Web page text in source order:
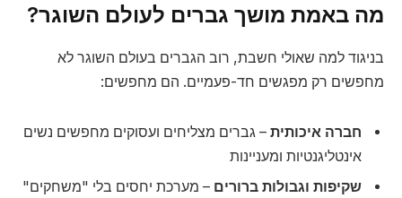
מה באמת מושך גברים לעולם השוגר?
בניגוד למה שאולי חשבת, רוב הגברים בעולם השוגר לא
מחפשים רק מפגשים חד-פעמיים. הם מחפשים:
חברה איכותית – גברים מצליחים ועסוקים מחפשים נשים
אינטליגנטיות ומעניינות
שקיפות וגבולות ברורים – מערכת יחסים בלי "משחקים"